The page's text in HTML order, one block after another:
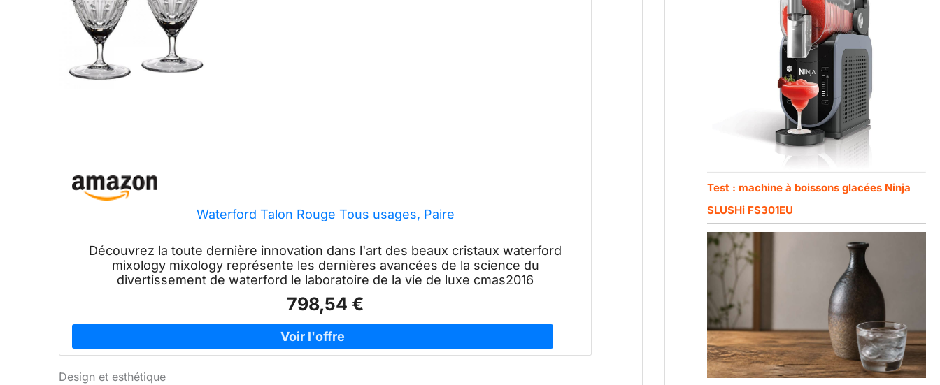
Waterford Talon Rouge Tous usages, Paire
Découvrez la toute dernière innovation dans l'art des beaux cristaux waterford
mixology mixology représente les dernières avancées de la science du
divertissement de waterford le laboratoire de la vie de luxe cmas2016
798,54 €
Design et esthétique
Test : machine à boissons glacées Ninja
SLUSHi FS301EU